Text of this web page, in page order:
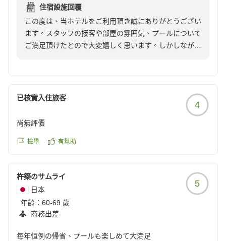
い、モダンでオシャレな雰囲気が気に入った。翌朝プールで
遊べて子ども達が楽しめたので満足。
クチコミの詳細はこちらから
https://review.travel.rakuten.co.jp/hotel/voice/106160?
住宿設施回覆
この度は、当ホテルをご利用頂き誠にありがとうござい
ます。スタッフの接客や部屋の雰囲気、プールについて
ご満足頂けたとので大変嬉しく思います。しかしなが
しまい深くお詫び申し上げます。そのような状況があり
ながら、温かいお言葉も頂き大変嬉しく思います。また
のご利用を心よりお待ちしております。
已核實入住旅客
4
尚無評價
檢舉 有幫助
杵築のサムライ
日本
年齡： 60-69 歲
商務出差
5
毎年恒例の帰省、プールも楽しめて大満足